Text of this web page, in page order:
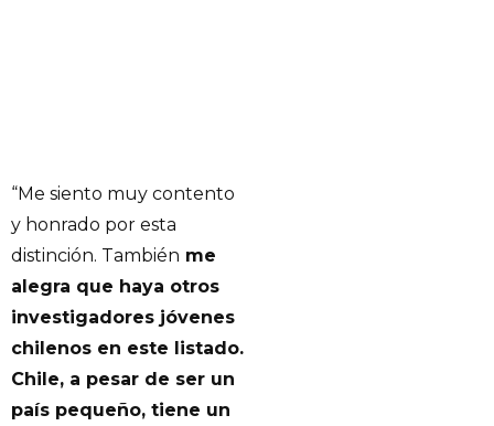
“Me siento muy contento
y honrado por esta
distinción. También me
alegra que haya otros
investigadores jóvenes
chilenos en este listado.
Chile, a pesar de ser un
país pequeño, tiene un